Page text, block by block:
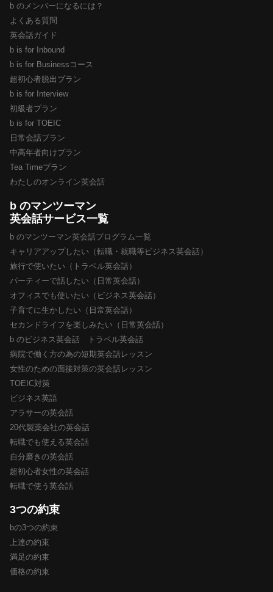
b のメンバーになるには？
よくある質問
英会話ガイド
b is for Inbound
b is for Businessコース
超初心者脱出プラン
b is for Interview
初級者プラン
b is for TOEIC
日常会話プラン
中高年者向けプラン
Tea Timeプラン
わたしのオンライン英会話
b のマンツーマン
英会話サービス一覧
b のマンツーマン英会話プログラム一覧
キャリアアップしたい（転職・就職等ビジネス英会話）
旅行で使いたい（トラベル英会話）
パーティーで話したい（日常英会話）
オフィスでも使いたい（ビジネス英会話）
子育てに生かしたい（日常英会話）
セカンドライフを楽しみたい（日常英会話）
b のビジネス英会話 トラベル英会話
病院で働く方の為の短期英会話レッスン
女性のための面接対策の英会話レッスン
TOEIC対策
ビジネス英語
アラサーの英会話
20代製薬会社の英会話
転職でも使える英会話
自分磨きの英会話
超初心者女性の英会話
転職で使う英会話
3つの約束
bの3つの約束
上達の約束
満足の約束
価格の約束